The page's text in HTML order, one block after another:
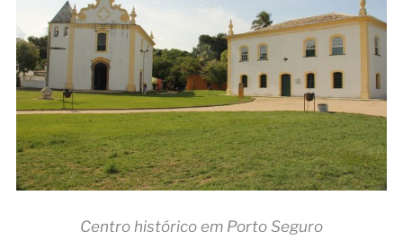
Centro histórico em Porto Seguro